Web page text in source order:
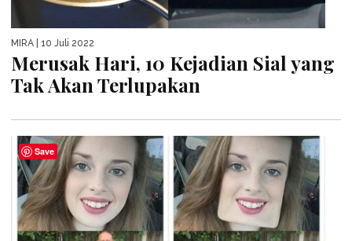
MIRA | 10 Juli 2022
Merusak Hari, 10 Kejadian Sial yang
Tak Akan Terlupakan
Save